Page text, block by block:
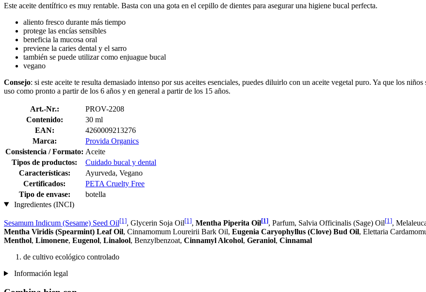
Este aceite dentífrico es muy rentable. Basta con una gota en el cepillo de dientes para asegurar una higiene bucal perfecta.
aliento fresco durante más tiempo
protege las encías sensibles
beneficia la mucosa oral
previene la caries dental y el sarro
también se puede utilizar como enjuague bucal
vegano
Consejo: si este aceite te resulta demasiado intenso por sus aceites esenciales, puedes diluirlo con un aceite vegetal puro. Ya que los
uso como pronto a partir de los 6 años y en general a partir de los 15 años.
Art.-Nr.:
PROV-2208
Contenido:
30 ml
EAN:
4260009213276
Marca:
Provida Organics
Consistencia / Formato: Aceite
Tipos de productos:
Cuidado bucal y dental
Características:
Ayurveda, Vegano
Certificados:
PETA Cruelty Free
Tipo de envase:
botella
Ingredientes (INCI)
Sesamum Indicum (Sesame) Seed Oil[1], Glycerin Soja Oil[1], Mentha Piperita Oil[1], Parfum, Salvia Officinalis (Sage) Oil[1],
Mentha Viridis (Spearmint) Leaf Oil, Cinnamomum Loureirii Bark Oil, Eugenia Caryophyllus (Clove) Bud Oil, Elettaria
Menthol, Limonene, Eugenol, Linalool, Benzylbenzoat, Cinnamyl Alcohol, Geraniol, Cinnamal
de cultivo ecológico controlado
Información legal